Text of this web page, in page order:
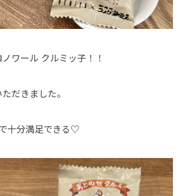
ワール クルミッ子！！
だきました。
十分満足できる♡